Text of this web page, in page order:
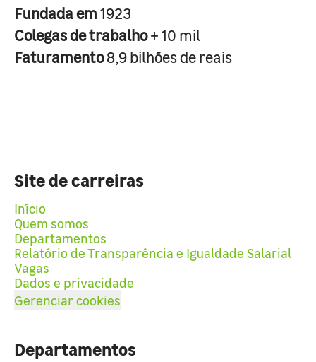
Fundada em1923
Colegas de trabalho+ 10 mil
Faturamento8,9 bilhões de reais
Site de carreiras
Início
Quem somos
Departamentos
Relatório de Transparência e Igualdade Salarial
Vagas
Dados e privacidade
Gerenciar cookies
Departamentos